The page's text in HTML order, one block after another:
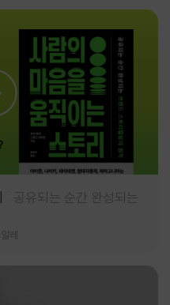
공유되는 순간 완성되는
알레